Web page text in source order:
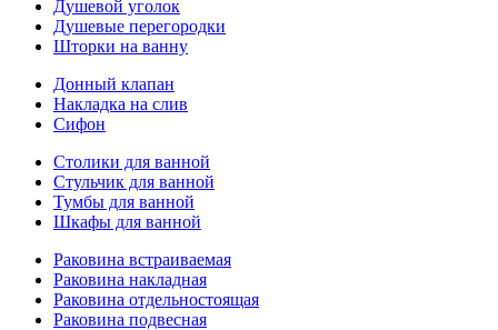
Душевой уголок
Душевые перегородки
Шторки на ванну
Донный клапан
Накладка на слив
Сифон
Столики для ванной
Стульчик для ванной
Тумбы для ванной
Шкафы для ванной
Раковина встраиваемая
Раковина накладная
Раковина отдельностоящая
Раковина подвесная